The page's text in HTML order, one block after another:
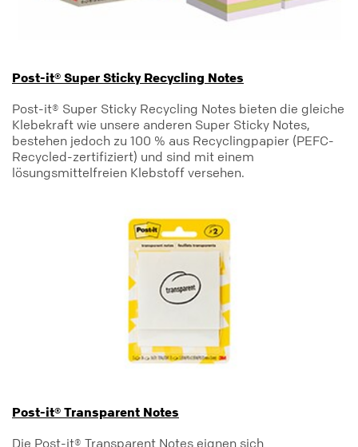
Post-it® Super Sticky Recycling Notes
Post-it® Super Sticky Recycling Notes bieten die gleiche
Klebekraft wie unsere anderen Super Sticky Notes,
bestehen jedoch zu 100 % aus Recyclingpapier (PEFC-
Recycled-zertifiziert) und sind mit einem
lösungsmittelfreien Klebstoff versehen.
Post-it® Transparent Notes
Die Post-it® Transparent Notes eignen sich